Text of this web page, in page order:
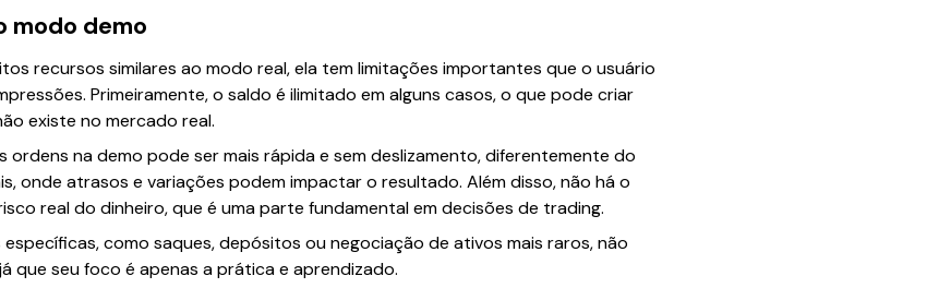
modo demo
recursos similares ao modo real, ela tem limitações importantes que o usuário
Primeiramente, o saldo é ilimitado em alguns casos, o que pode criar
existe no mercado real.
na demo pode ser mais rápida e sem deslizamento, diferentemente do
onde atrasos e variações podem impactar o resultado. Além disso, não há o
real do dinheiro, que é uma parte fundamental em decisões de trading.
como saques, depósitos ou negociação de ativos mais raros, não
que seu foco é apenas a prática e aprendizado.